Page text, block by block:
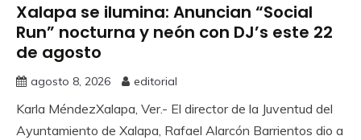
Xalapa se ilumina: Anuncian “Social
Run” nocturna y neón con DJ’s este 22
de agosto
agosto 8, 2026 editorial
Karla MéndezXalapa, Ver.- El director de la Juventud del
Ayuntamiento de Xalapa, Rafael Alarcón Barrientos dio a